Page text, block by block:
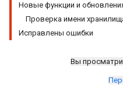
Новые функции и
Проверка имени
Исправлены ошибки
Вы